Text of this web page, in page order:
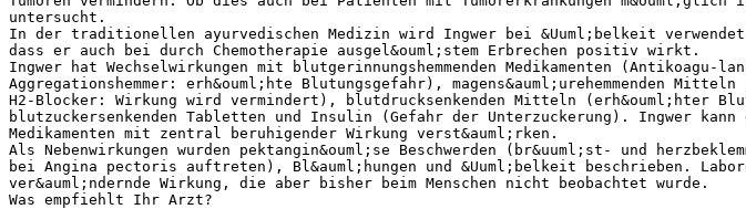
untersucht.
In der traditionellen ayurvedischen Medizin wird Ingwer bei &Uuml;belkeit
dass er auch bei durch Chemotherapie ausgel&ouml;stem Erbrechen positiv wirkt.
Ingwer hat Wechselwirkungen mit blutgerinnungshemmenden Medikamenten (Antikoagu-
Aggregationshemmer: erh&ouml;hte Blutungsgefahr), magens&auml;urehemmenden Mitteln
H2-Blocker: Wirkung wird vermindert), blutdrucksenkenden Mitteln (erh&ouml;hter
blutzuckersenkenden Tabletten und Insulin (Gefahr der Unterzuckerung). Ingwer kann
Medikamenten mit zentral beruhigender Wirkung verst&auml;rken.
Als Nebenwirkungen wurden pektangin&ouml;se Beschwerden (br&uuml;st- und
bei Angina pectoris auftreten), Bl&auml;hungen und &Uuml;belkeit beschrieben.
ver&auml;ndernde Wirkung, die aber bisher beim Menschen nicht beobachtet wurde.
Was empfiehlt Ihr Arzt?